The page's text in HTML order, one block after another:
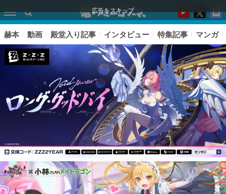
広告をスキップ
ピックアップ
赫本 動画 殿堂入り記事 インタビュー 特集記事 マンガ